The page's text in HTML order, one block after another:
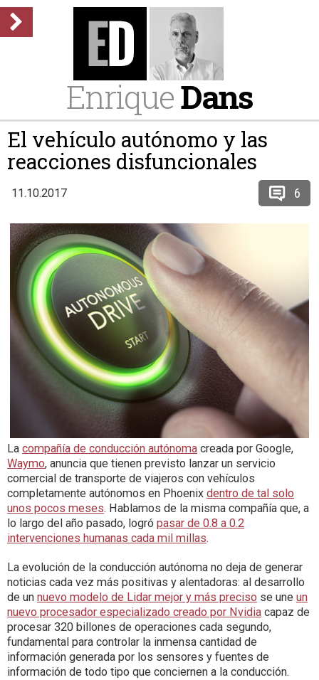
EnriqueDans
El vehículo autónomo y las
reacciones disfuncionales
11.10.2017 6
La compañía de conducción autónoma creada por Google,
Waymo, anuncia que tienen previsto lanzar un servicio
comercial de transporte de viajeros con vehículos
completamente autónomos en Phoenix dentro de tal solo
unos pocos meses. Hablamos de la misma compañía que, a
lo largo del año pasado, logró pasar de 0.8 a 0.2
intervenciones humanas cada mil millas.
La evolución de la conducción autónoma no deja de generar
noticias cada vez más positivas y alentadoras: al desarrollo
de un nuevo modelo de Lidar mejor y más preciso se une un
nuevo procesador especializado creado por Nvidia capaz de
procesar 320 billones de operaciones cada segundo,
fundamental para controlar la inmensa cantidad de
información generada por los sensores y fuentes de
información de todo tipo que conciernen a la conducción.